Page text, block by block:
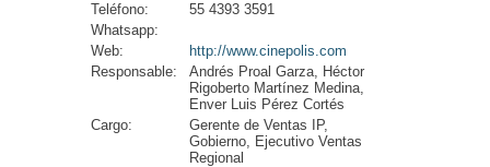
Teléfono:
55 4393 3591
Whatsapp:
Web:
http://www.cinepolis.com
Responsable:
Andrés Proal Garza, Héctor
Rigoberto Martínez Medina,
Enver Luis Pérez Cortés
Cargo:
Gerente de Ventas IP,
Gobierno, Ejecutivo Ventas
Regional